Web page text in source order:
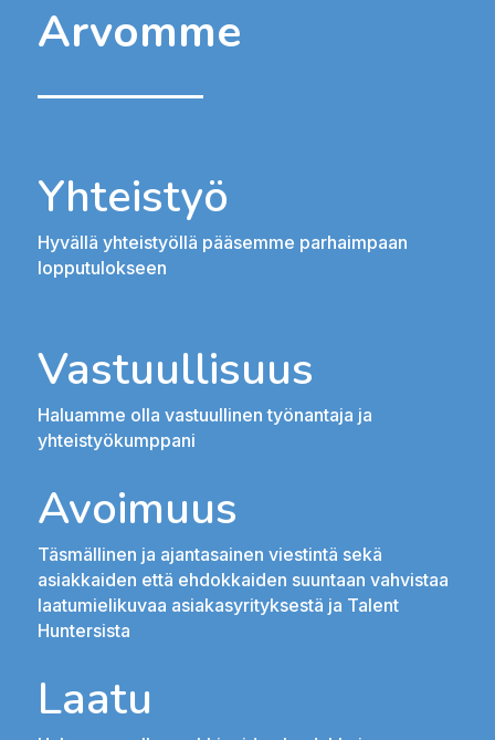
Arvomme
Laatu
Avoimuus
Täsmällinen ja ajantasainen viestintä sekä
asiakkaiden että ehdokkaiden suuntaan vahvistaa
laatumielikuvaa asiakasyrityksestä ja Talent
Huntersista
Vastuullisuus
Haluamme olla vastuullinen työnantaja ja
yhteistyökumppani
Yhteistyö
Hyvällä yhteistyöllä pääsemme parhaimpaan
lopputulokseen